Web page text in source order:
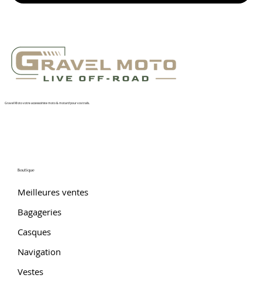
Gravel Moto votre accessoiriste moto & motard pour vos trails.
Boutique
Meilleures ventes
Bagageries
Casques
Navigation
Vestes